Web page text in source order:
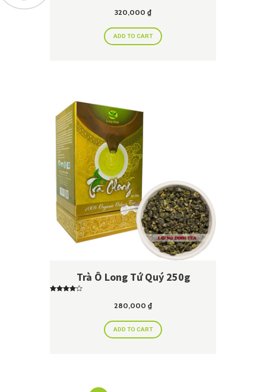
320,000 ₫
ADD TO CART
Trà Ô Long Tứ Quý 250g
280,000 ₫
ADD TO CART